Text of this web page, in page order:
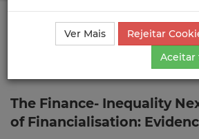
Ciência_Iscte Publicações
Publicação
The Finance- Inequality
of Financialisation:
Ver Mais
Rejeitar
Aceitar